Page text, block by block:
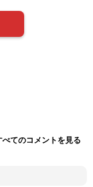
てのコメントを見る